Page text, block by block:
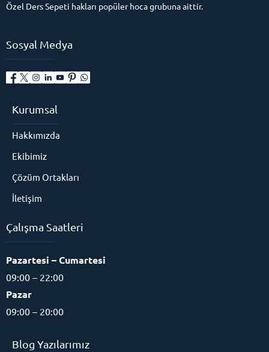
Özel Ders Sepeti hakları popüler hoca grubuna aittir.
Sosyal Medya
Kurumsal
Hakkımızda
Ekibimiz
Çözüm Ortakları
İletişim
Çalışma Saatleri
Pazartesi – Cumartesi
09:00 – 22:00
Pazar
09:00 – 20:00
Blog Yazılarımız